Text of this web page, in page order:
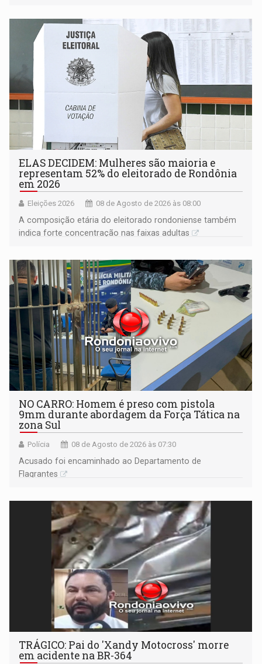
ELAS DECIDEM: Mulheres são maioria e
representam 52% do eleitorado de Rondônia
em 2026
Eleições 2026 08 de Agosto de 2026 às 08:00
A composição etária do eleitorado rondoniense também
indica forte concentração nas faixas adultas
NO CARRO: Homem é preso com pistola
9mm durante abordagem da Força Tática na
zona Sul
Polícia 08 de Agosto de 2026 às 07:30
Acusado foi encaminhado ao Departamento de
Flagrantes
TRÁGICO: Pai do 'Xandy Motocross' morre
em acidente na BR-364